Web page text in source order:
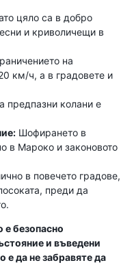
цяло са в добро
и криволичещи в
на
км/ч, а в градовете и
предпазни колани е
Шофирането в
в Мароко и законовото
в повечето градове,
преди да
безопасно
и въведени
е да не забравяте да